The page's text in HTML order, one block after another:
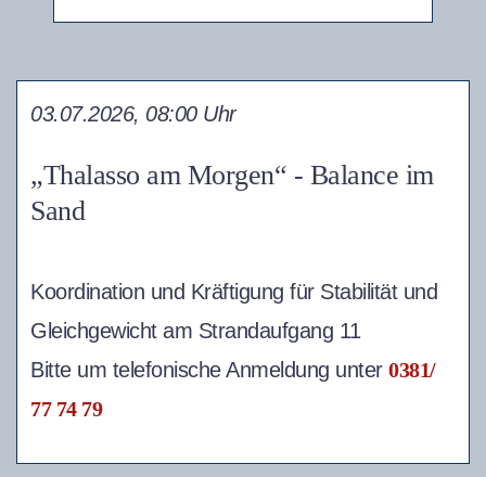
„Thalasso am Morgen“ - Balance im
Sand
03.07.2026, 08:00 Uhr
Koordination und Kräftigung für Stabilität und
Gleichgewicht am Strandaufgang 11
Bitte um telefonische Anmeldung unter 0381/
77 74 79